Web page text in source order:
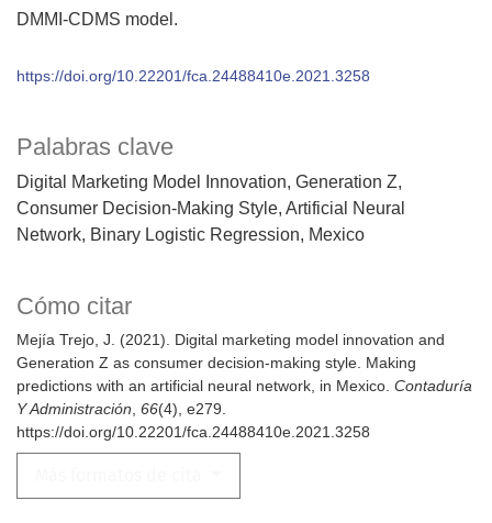
Palabras clave
Digital Marketing Model Innovation Generation Z
Consumer Decision-Making Style Artificial Neural
Network Binary Logistic Regression Mexico
Cómo citar
Mejía Trejo, J. (2021). Digital marketing model innovation and
Generation Z as consumer decision-making style. Making
predictions with an artificial neural network, in Mexico. Contaduría
Y Administración 66(4), e279.
https://doi.org/10.22201/fca.24488410e.2021.3258
DMMI-CDMS model.
https://doi.org/10.22201/fca.24488410e.2021.3258